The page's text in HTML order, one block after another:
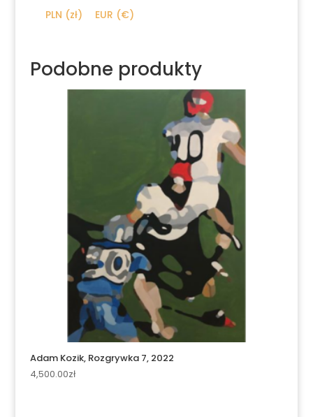
PLN (zł) EUR (€)
Podobne produkty
Adam Kozik, Rozgrywka 7, 2022
4,500.00zł